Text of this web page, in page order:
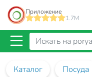
Приложение
1.7M
Каталог Посуда